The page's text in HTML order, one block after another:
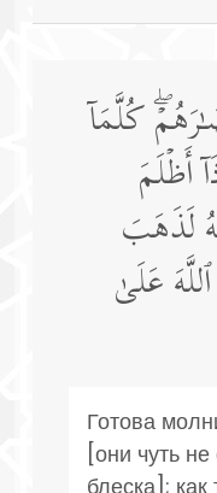
كُلَّمَاۤ
أَظۡلَمَ
لَذَهَبَ
عَلَىٰ
Готова
[они чуть
блеска];